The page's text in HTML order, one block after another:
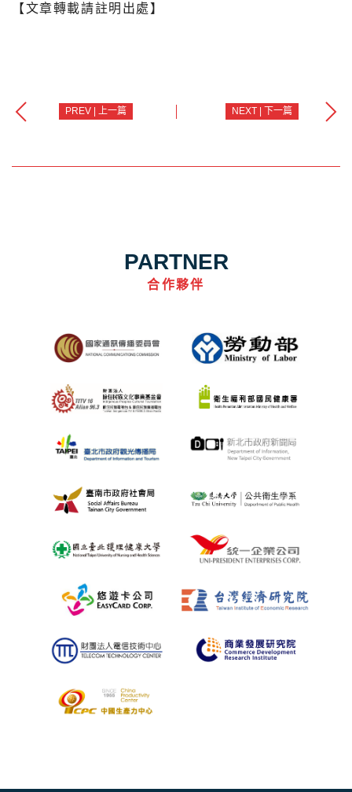
【文章轉載請註明出處】
PREV | 上一篇 NEXT | 下一篇
PARTNER
合作夥伴